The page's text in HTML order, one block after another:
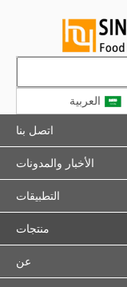
العربية
اتصل بنا
الأخبار والمدونات
التطبيقات
منتجات
عن